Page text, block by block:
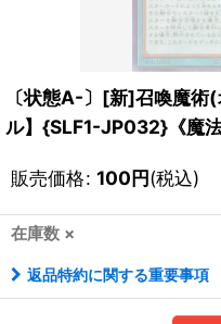
〔状態A-〕[新]召喚魔術
ル】{SLF1-JP032}《魔法
販売価格: 100円(税込)
在庫数 ×
返品特約に関する重要事項